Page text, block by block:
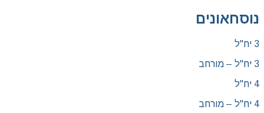
נוסחאונים
3 יח"ל
3 יח"ל – מורחב
4 יח"ל
4 יח"ל – מורחב